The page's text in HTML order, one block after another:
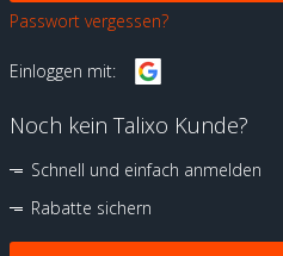
Passwort vergessen?
Einloggen mit:
Noch kein Talixo Kunde?
Schnell und einfach anmelden
Rabatte sichern